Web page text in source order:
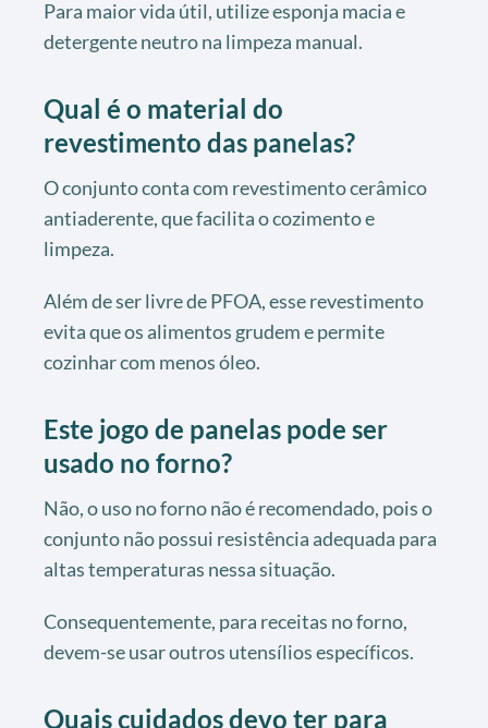
Para maior vida útil, utilize esponja macia e
detergente neutro na limpeza manual.
Qual é o material do
revestimento das panelas?
O conjunto conta com revestimento cerâmico
antiaderente, que facilita o cozimento e
limpeza.
Além de ser livre de PFOA, esse revestimento
evita que os alimentos grudem e permite
cozinhar com menos óleo.
Este jogo de panelas pode ser
usado no forno?
Não, o uso no forno não é recomendado, pois o
conjunto não possui resistência adequada para
altas temperaturas nessa situação.
Consequentemente, para receitas no forno,
devem-se usar outros utensílios específicos.
Quais cuidados devo ter para